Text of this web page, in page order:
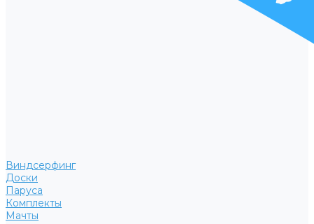
Виндсерфинг
Доски
Паруса
Комплекты
Мачты